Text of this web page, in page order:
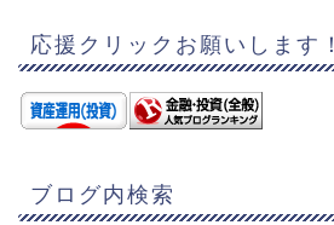
応援クリックお願いします！
ブログ内検索